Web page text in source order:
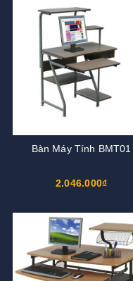
Bàn Máy Tính BMT01
2.046.000₫